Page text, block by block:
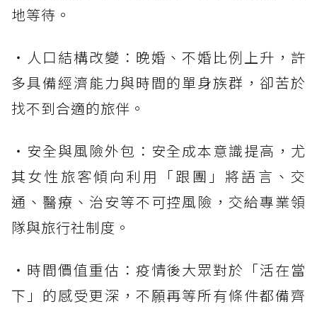
地等待。
・人口結構改變：晚婚、不婚比例上升，許
多具備經濟能力與時間的單身族群，卻苦於
找不到合適的旅伴。
・安全與風險外包：安全成本意識提高，尤
其女性旅客傾向利用「跟團」將語言、交
通、醫療、治安等不可控風險，交給專業領
隊與旅行社制度。
・時間價值重估：疫情後大眾對於「活在當
下」的感受更深，不願再等所有條件都備齊